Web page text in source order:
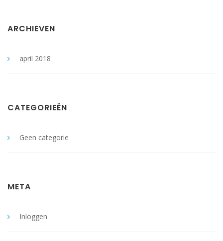
ARCHIEVEN
april 2018
CATEGORIEËN
Geen categorie
META
Inloggen